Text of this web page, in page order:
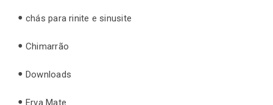
chás para rinite e sinusite
Chimarrão
Downloads
Erva Mate